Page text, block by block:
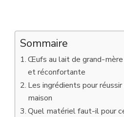
Sommaire
Œufs au lait de grand-
et réconfortante
Les ingrédients pour
maison
Quel matériel faut-il pour